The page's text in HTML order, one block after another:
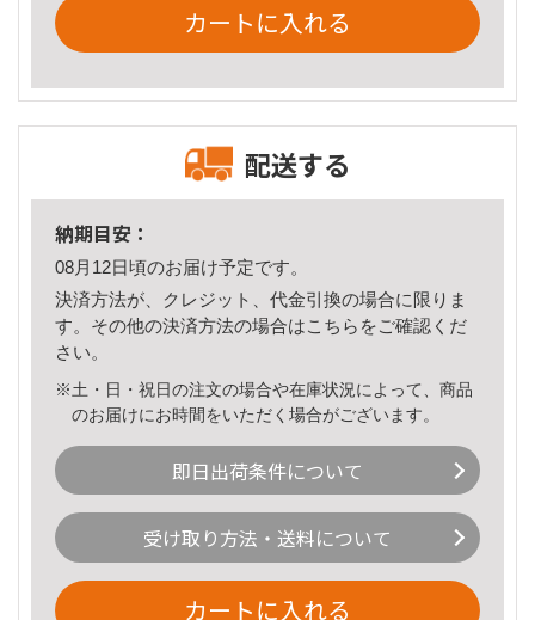
カートに入れる
配送する
納期目安：
08月12日頃のお届け予定です。
決済方法が、クレジット、代金引換の場合に限りま
す。その他の決済方法の場合はこちら をご確認くだ
さい。
※土・日・祝日の注文の場合や在庫状況によって、商品
のお届けにお時間をいただく場合がございます。
即日出荷条件について
受け取り方法・送料について
カートに入れる